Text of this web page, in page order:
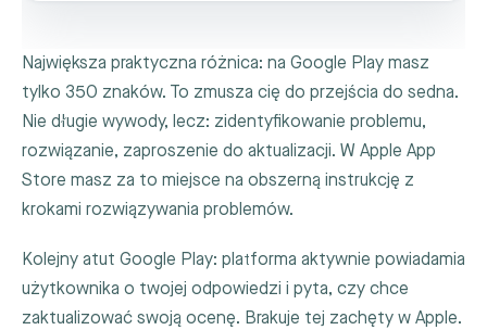
Największa praktyczna różnica: na Google Play masz
tylko 350 znaków. To zmusza cię do przejścia do sedna.
Nie długie wywody, lecz: zidentyfikowanie problemu,
rozwiązanie, zaproszenie do aktualizacji. W Apple App
Store masz za to miejsce na obszerną instrukcję z
krokami rozwiązywania problemów.
Kolejny atut Google Play: platforma aktywnie powiadamia
użytkownika o twojej odpowiedzi i pyta, czy chce
zaktualizować swoją ocenę. Brakuje tej zachęty w Apple.